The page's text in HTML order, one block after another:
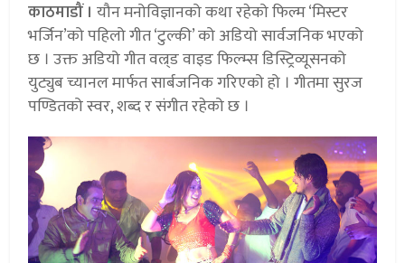
काठमाडौं । यौन मनोविज्ञानको कथा रहेको फिल्म ‘मिस्टर
भर्जिन’को पहिलो गीत ‘टुल्की’ को अडियो सार्वजनिक भएको
छ । उक्त अडियो गीत वल्र्ड वाइड फिल्म्स डिस्ट्रिव्यूसनको
युट्युब च्यानल मार्फत सार्बजनिक गरिएको हो । गीतमा सुरज
पण्डितको स्वर, शब्द र संगीत रहेको छ ।